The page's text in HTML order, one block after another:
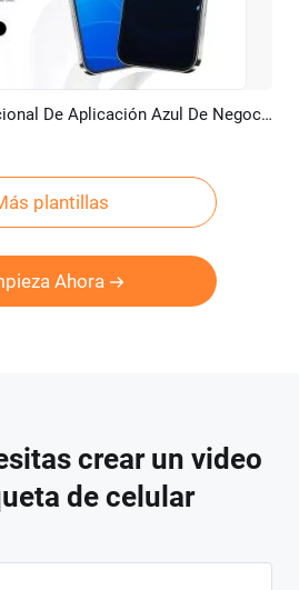
Crear IA Maqueta Movil Promocional De Aplicación Azul De Negocios De Tecnología Elegante
plantillas
Ahora
crear un video
de celular